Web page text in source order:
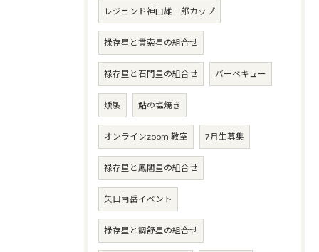
レジェンド神山雄一郎カップ
禄存星と貫索星の組合せ
禄存星と石門星の組合せ バーベキュー
燻製 鮎の塩焼き
オンラインzoom 教室 7月生募集
禄存星と鳳閣星の組合せ
矢口南岳イベント
禄存星と調舒星の組合せ